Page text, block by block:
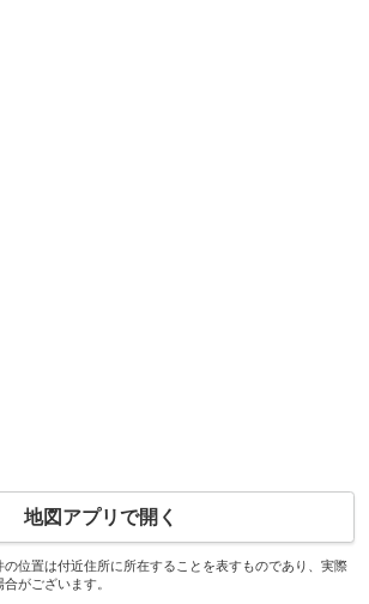
地図アプリで開く
位置は付近住所に所在することを表すものであり、実際
がございます。